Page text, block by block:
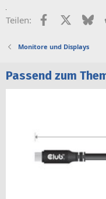
Teilen: Facebook
X
Monitore und Displays
Passend zum